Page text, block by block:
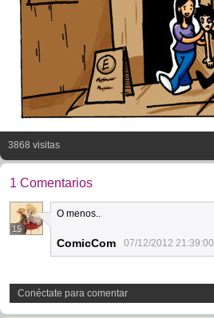
3868 visitas
1 Comentarios
15
O menos..
ComicCom 07/12/2012 21:39:00
Conéctate para comentar